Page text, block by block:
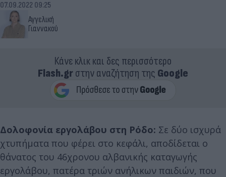
Αγγελική
Γιαννακού
07.09.2022 09:25
Κάνε κλικ και δες περισσότερο
Flash.grστην αναζήτηση της Google
Δολοφονία εργολάβου στη Ρόδο: Σε δύο ισχυρά
χτυπήματα που φέρει στο κεφάλι, αποδίδεται ο
θάνατος του 46χρονου αλβανικής καταγωγής
εργολάβου, πατέρα τριών ανήλικων παιδιών, που